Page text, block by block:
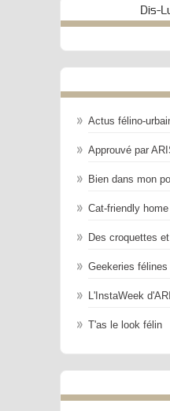
Dis-
Actus félino-
Approuvé par
Bien dans mon
Cat-friendly home
Des croquettes
Geekeries félines
L'InstaWeek
T'as le look félin